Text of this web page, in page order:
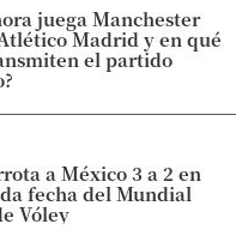
juega Manchester
Madrid y en qué
el partido
a México 3 a 2 en
fecha del Mundial
Vóley